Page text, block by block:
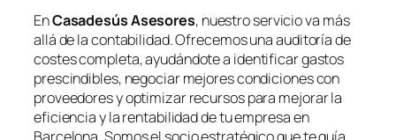
EnCasadesús Asesores, nuestro servicio va más
allá de la contabilidad. Ofrecemos una auditoría de
costes completa, ayudándote a identificar gastos
prescindibles, negociar mejores condiciones con
proveedores y optimizar recursos para mejorar la
eficiencia y la rentabilidad de tu empresa en
Barcelona. Somos el socio estratégico que te guía